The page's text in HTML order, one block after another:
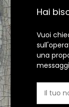
Hai
Vuoi
una